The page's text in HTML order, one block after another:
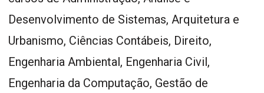
Desenvolvimento de Sistemas, Arquitetura e
Urbanismo, Ciências Contábeis, Direito,
Engenharia Ambiental, Engenharia Civil,
Engenharia da Computação, Gestão de